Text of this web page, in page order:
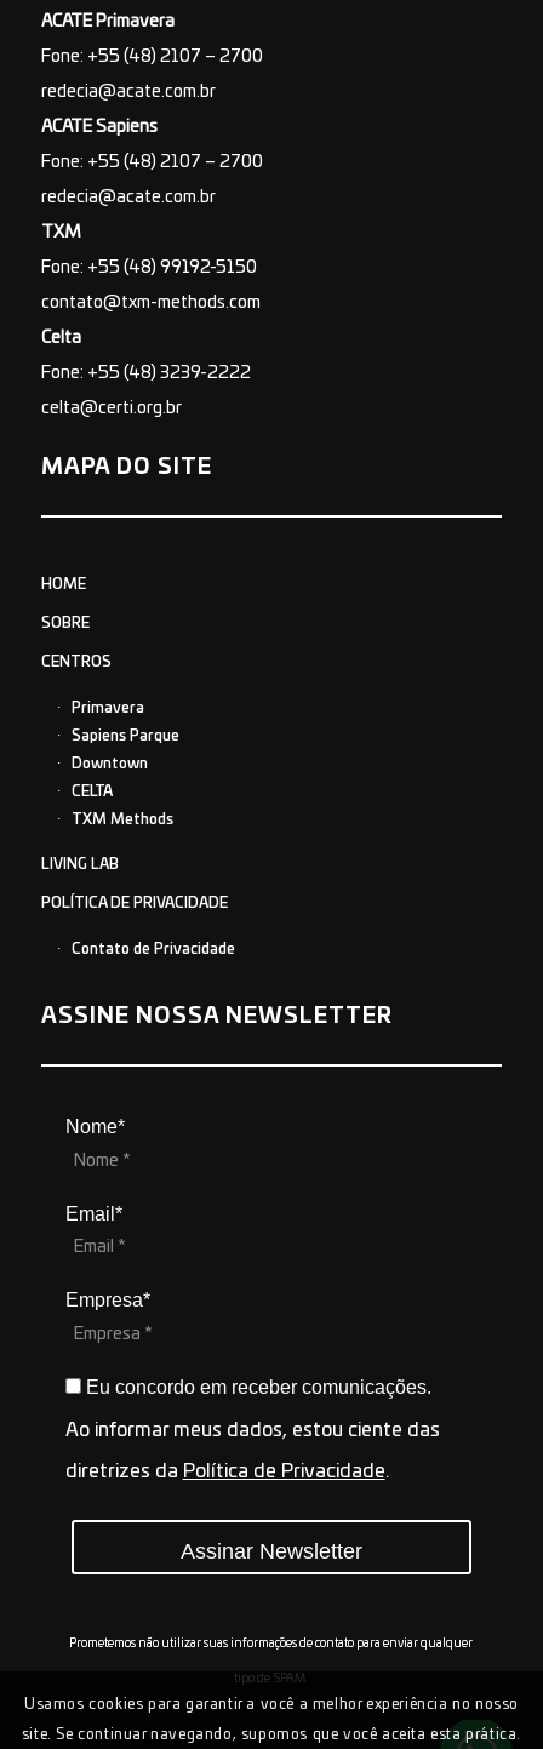
ACATE Primavera
Fone: +55 (48) 2107 – 2700
redecia@acate.com.br
ACATE Sapiens
Fone: +55 (48) 2107 – 2700
redecia@acate.com.br
TXM
Fone: +55 (48) 99192-5150
contato@txm-methods.com
Celta
Fone: +55 (48) 3239-2222
celta@certi.org.br
MAPA DO SITE
HOME
SOBRE
CENTROS
Primavera
Sapiens Parque
Downtown
CELTA
TXM Methods
LIVING LAB
POLÍTICA DE PRIVACIDADE
Contato de Privacidade
ASSINE NOSSA NEWSLETTER
Nome*
Email*
Empresa*
Eu concordo em receber comunicações.
Ao informar meus dados, estou ciente das
diretrizes da Política de Privacidade.
Assinar Newsletter
Prometemos não utilizar suas informações de contato para enviar qualquer
tipo de SPAM.
Usamos cookies para garantir a você a melhor experiência no nosso
site. Se continuar navegando, supomos que você aceita esta prática.